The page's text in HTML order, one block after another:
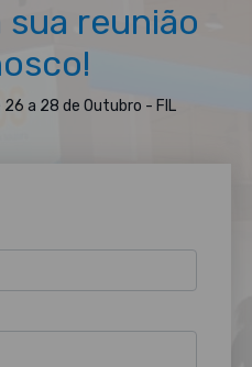
reunião
26 a 28 de Outubro - FIL